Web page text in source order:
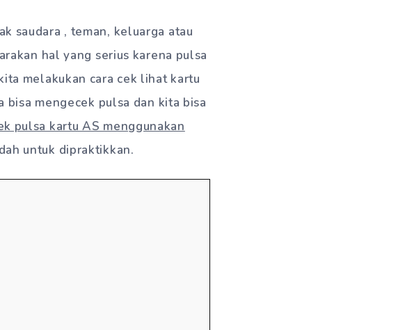
saudara , teman, keluarga atau
hal yang serius karena pulsa
melakukan cara cek lihat kartu
mengecek pulsa dan kita bisa
pulsa kartu AS menggunakan
untuk dipraktikkan.